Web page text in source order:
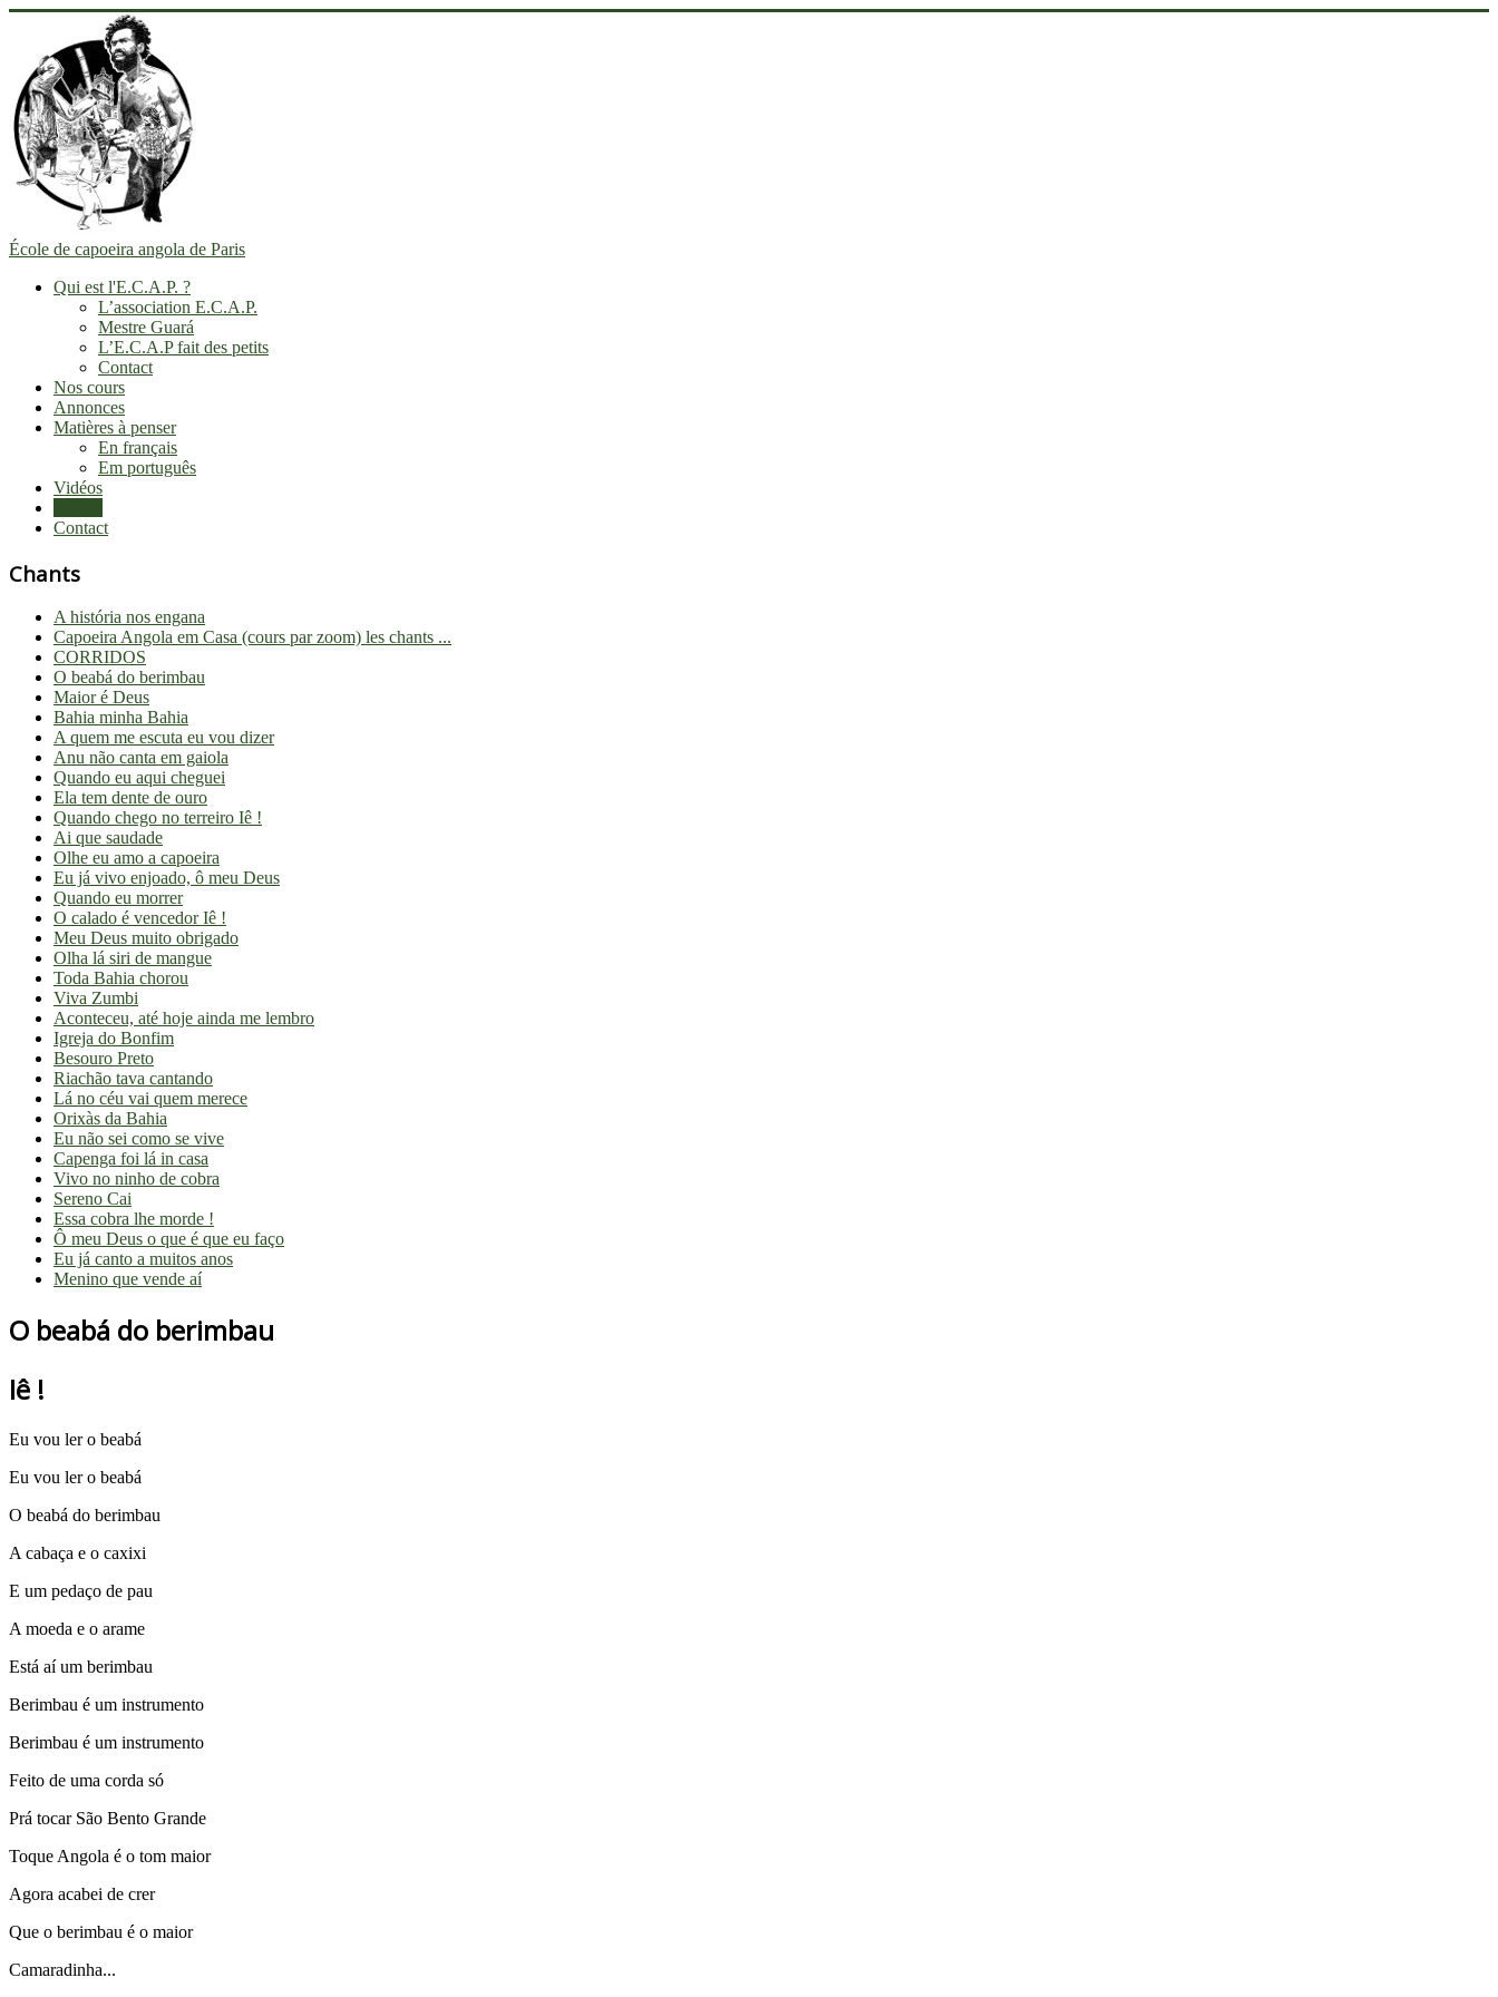
École de capoeira angola de Paris
Qui est l'E.C.A.P. ?
L’association E.C.A.P.
Mestre Guará
L’E.C.A.P fait des petits
Contact
Nos cours
Annonces
Matières à penser
En français
Em português
Vidéos
Contact
Chants
A história nos engana
Capoeira Angola em Casa (cours par zoom) les chants ...
CORRIDOS
O beabá do berimbau
Maior é Deus
Bahia minha Bahia
A quem me escuta eu vou dizer
Anu não canta em gaiola
Quando eu aqui cheguei
Ela tem dente de ouro
Quando chego no terreiro Iê !
Ai que saudade
Olhe eu amo a capoeira
Eu já vivo enjoado, ô meu Deus
Quando eu morrer
O calado é vencedor Iê !
Meu Deus muito obrigado
Olha lá siri de mangue
Toda Bahia chorou
Viva Zumbi
Aconteceu, até hoje ainda me lembro
Igreja do Bonfim
Besouro Preto
Riachão tava cantando
Lá no céu vai quem merece
Orixàs da Bahia
Eu não sei como se vive
Capenga foi lá in casa
Vivo no ninho de cobra
Sereno Cai
Essa cobra lhe morde !
Ô meu Deus o que é que eu faço
Eu já canto a muitos anos
Menino que vende aí
O beabá do berimbau
Iê !
Eu vou ler o beabá
Eu vou ler o beabá
O beabá do berimbau
A cabaça e o caxixi
E um pedaço de pau
A moeda e o arame
Está aí um berimbau
Berimbau é um instrumento
Berimbau é um instrumento
Feito de uma corda só
Prá tocar São Bento Grande
Toque Angola é o tom maior
Agora acabei de crer
Que o berimbau é o maior
Camaradinha...